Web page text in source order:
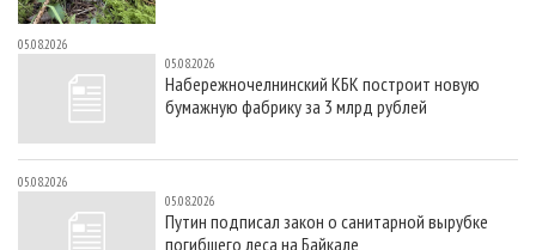
05.08.2026
05.08.2026
Набережночелнинский КБК построит новую
бумажную фабрику за 3 млрд рублей
05.08.2026
05.08.2026
Путин подписал закон о санитарной вырубке
погибшего леса на Байкале